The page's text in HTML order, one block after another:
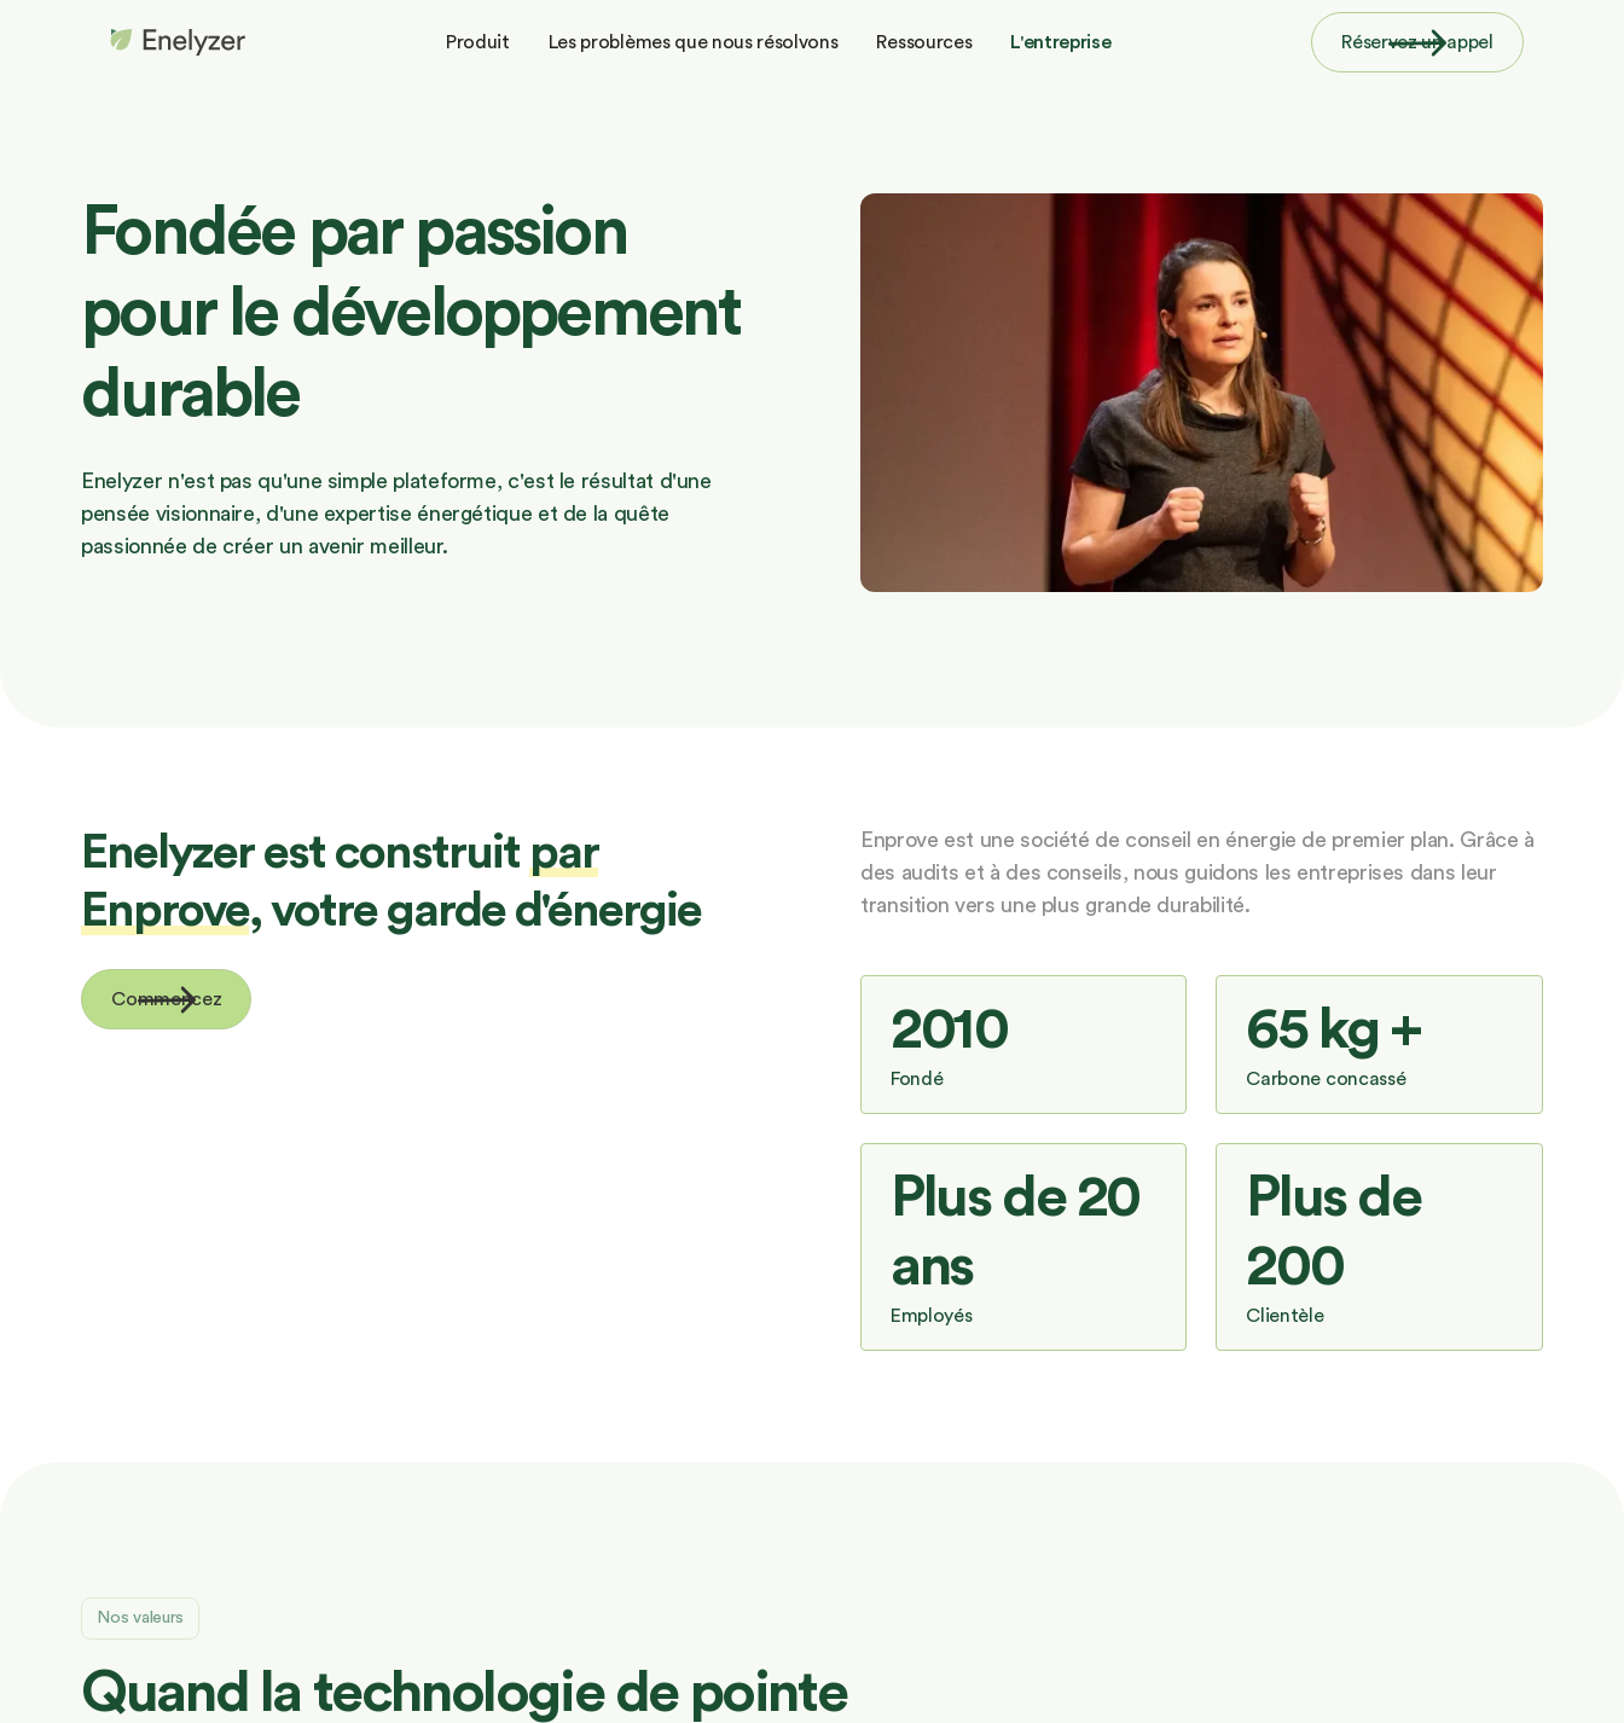
Produit Les problèmes que nous résolvons Ressources L'entreprise Réservez un appel
Fondée par passion
pour le développement
durable
Enelyzer n'est pas qu'une simple plateforme, c'est le résultat d'une
pensée visionnaire, d'une expertise énergétique et de la quête
passionnée de créer un avenir meilleur.
Enelyzer est construit par
Enprove, votre garde d'énergie
Commencez
Enprove est une société de conseil en énergie de premier plan. Grâce à
des audits et à des conseils, nous guidons les entreprises dans leur
transition vers une plus grande durabilité.
2010
Fondé
65 kg +
Carbone concassé
Plus de 20
ans
Employés
Plus de
200
Clientèle
Nos valeurs
Quand la technologie de pointe